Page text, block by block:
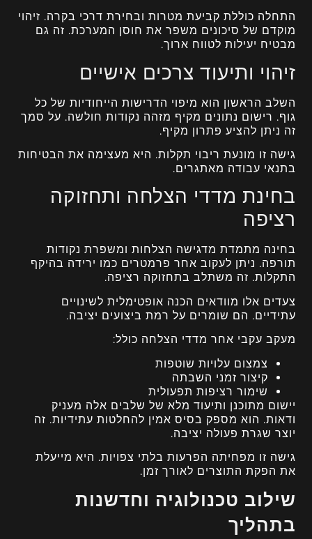
התחלה כוללת קביעת מטרות ובחירת דרכי בקרה. זיהוי
מוקדם של סיכונים משפר את חוסן המערכת. זה גם
מבטיח יעילות לטווח ארוך.
זיהוי ותיעוד צרכים אישיים
השלב הראשון הוא מיפוי הדרישות הייחודיות של כל
גוף. רישום נתונים מקיף מזהה נקודות חולשה. על סמך
זה ניתן להציע פתרון מקיף.
גישה זו מונעת ריבוי תקלות. היא מעצימה את הבטיחות
בתנאי עבודה מאתגרים.
בחינת מדדי הצלחה ותחזוקה
רציפה
בחינה מתמדת מדגישה הצלחות ומשפרת נקודות
תורפה. ניתן לעקוב אחר פרמטרים כמו ירידה בהיקף
התקלות. זה משתלב בתחזוקה רציפה.
צעדים אלו מוודאים הכנה אופטימלית לשינויים
עתידיים. הם שומרים על רמת ביצועים יציבה.
מעקב עקבי אחר מדדי הצלחה כולל:
צמצום עלויות שוטפות
קיצור זמני השבתה
שימור רציפות תפעולית
יישום מתוכנן ותיעוד מלא של שלבים אלה מעניק
ודאות. הוא מספק בסיס אמין להחלטות עתידיות. זה
יוצר שגרת פעולה יציבה.
גישה זו מפחיתה הפרעות בלתי צפויות. היא מייעלת
את הפקת התוצרים לאורך זמן.
שילוב טכנולוגיה וחדשנות
בתהליך